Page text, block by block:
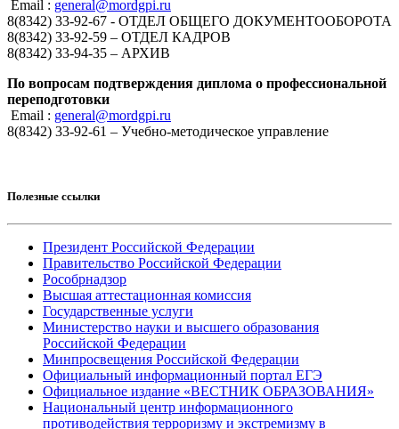
Email : general@mordgpi.ru
8(8342) 33-92-67 - ОТДЕЛ ОБЩЕГО ДОКУМЕНТООБОРОТА
8(8342) 33-92-59 – ОТДЕЛ КАДРОВ
8(8342) 33-94-35 – АРХИВ
По вопросам подтверждения диплома о профессиональной
переподготовки
Email : general@mordgpi.ru
8(8342) 33-92-61 – Учебно-методическое управление
Полезные ссылки
Президент Российской Федерации
Правительство Российской Федерации
Рособрнадзор
Высшая аттестационная комиссия
Государственные услуги
Министерство науки и высшего образования
Российской Федерации
Минпросвещения Российской Федерации
Официальный информационный портал ЕГЭ
Официальное издание «ВЕСТНИК ОБРАЗОВАНИЯ»
Национальный центр информационного
противодействия терроризму и экстремизму в